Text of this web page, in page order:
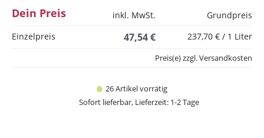
Dein Preis inkl. MwSt.
Grundpreis
Einzelpreis
47,54 € 237,70 € / 1 Liter
26 Artikel vorrätig
Sofort lieferbar, Lieferzeit: 1-2 Tage
Preis(e) zzgl. Versandkosten